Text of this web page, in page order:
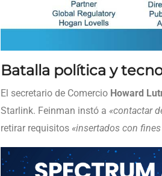
Batalla política y
El secretario de Comercio Howard
Starlink. Feinman instó a «contactar
retirar requisitos «insertados con